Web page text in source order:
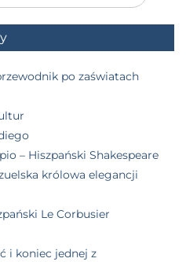
po zaświatach
– Hiszpański Shakespeare
królowa elegancji
Le Corbusier
i koniec jednej z